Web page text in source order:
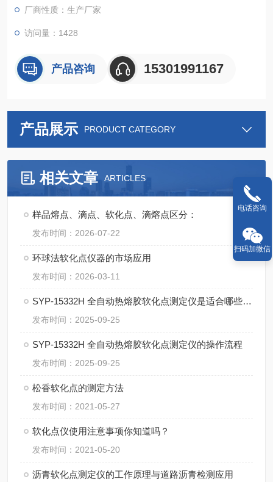
厂商性质：生产厂家
访问量：1428
产品咨询 15301991167
产品展示 PRODUCT CATEGORY
相关文章 ARTICLES
样品熔点、滴点、软化点、滴熔点区分：
发布时间：2026-07-22
环球法软化点仪器的市场应用
发布时间：2026-03-11
SYP-15332H 全自动热熔胶软化点测定仪是适合哪些行业？
发布时间：2025-09-25
SYP-15332H 全自动热熔胶软化点测定仪的操作流程
发布时间：2025-09-25
松香软化点的测定方法
发布时间：2021-05-27
软化点仪使用注意事项你知道吗？
发布时间：2021-05-20
沥青软化点测定仪的工作原理与道路沥青检测应用
电话咨询
扫码加微信